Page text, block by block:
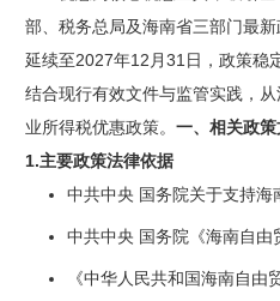
部、税务总局及海南省三部门最
延续至2027年12月31日，政策稳
结合现行有效文件与监管实践，
业所得税优惠政策。 一、 相关政策
1.主要政策法律依据
中共中央 国务院关于支持
中共中央 国务院《海南自由
《中华人民共和国海南自由